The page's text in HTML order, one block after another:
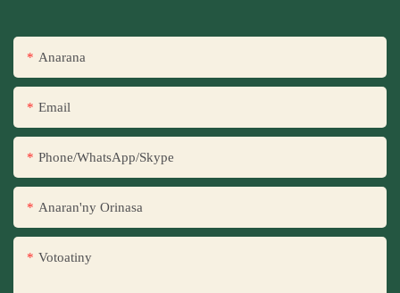
Anarana
Email
Phone/WhatsApp/Skype
Anaran'ny Orinasa
Votoatiny